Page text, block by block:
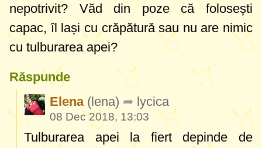
nepotrivit? Văd din poze că folosești
capac, îl lași cu crăpătură sau nu are nimic
cu tulburarea apei?
Răspunde
Elena (lena) lycica
08 Dec 2018, 13:03
Tulburarea apei la fiert depinde de